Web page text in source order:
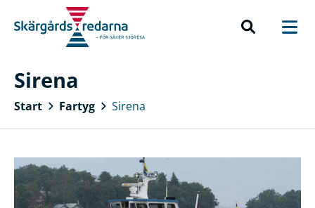
Sirena
Start Fartyg Sirena